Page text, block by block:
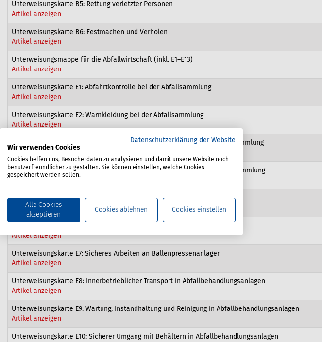
Unterweisungskarte B5: Rettung verletzter Personen
Artikel anzeigen
Unterweisungskarte B6: Festmachen und Verholen
Artikel anzeigen
Unterweisungsmappe für die Abfallwirtschaft (inkl. E1–E13)
Artikel anzeigen
Unterweisungskarte E1: Abfahrtkontrolle bei der Abfallsammlung
Artikel anzeigen
Unterweisungskarte E2: Warnkleidung bei der Abfallsammlung
Artikel anzeigen
Unterweisungskarte E3: Sicherer Transport von Abfallbehältern bei der Sammlung
Unterweisungskarte E4: Sicheres Entleeren von Behältern bei der Abfallsammlung
Artikel anzeigen
Unterweisungskarte E5: Rückwärtsfahrt bei der Abfallsammlung
Artikel anzeigen
Artikel anzeigen
Unterweisungskarte E7: Sicheres Arbeiten an Ballenpressenanlagen
Artikel anzeigen
Unterweisungskarte E8: Innerbetrieblicher Transport in Abfallbehandlungsanlagen
Artikel anzeigen
Unterweisungskarte E9: Wartung, Instandhaltung und Reinigung in Abfallbehandlungsanlagen
Artikel anzeigen
Unterweisungskarte E10: Sicherer Umgang mit Behältern in Abfallbehandlungsanlagen
Datenschutzerklärung der Website
Wir verwenden Cookies
Cookies helfen uns, Besucherdaten zu analysieren und damit unsere Website noch
benutzerfreundlicher zu gestalten. Sie können einstellen, welche Cookies
gespeichert werden sollen.
Alle Cookies
akzeptieren
Cookies ablehnen Cookies einstellen